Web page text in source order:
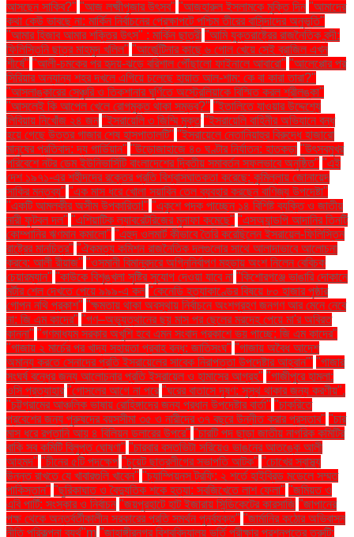
আসছেন সাকিব?" "আজ লক্ষ্মীপূজার উৎসব" "আজহারুল ইসলামকে মুক্তি দিন "আমাদের
কথা কেউ ভাবছে না: মার্কিন নির্বাচনের প্রেক্ষাপটে পশ্চিম তীরের বাসিন্দাদের অনুভূতি"
"আমার হিজাব আমার শক্তির উৎস" : মার্কিন ছাত্রী "আমি যুক্তরাষ্ট্রের রাজনৈতিক বন্দী:
ফিলিস্তিনি ছাত্র মাহমুদ খলিল" "আর্জেন্টিনার কাছে ৬ গোল খেয়ে সেই ব্রাজিল এখন
শীর্ষে" "আলী-চমকের পর হৃদয়-ঝড়ে বরিশাল পৌঁছালো ফাইনালে আবারো" "আলেপ্পোর পর
সিরিয়ার অন্যান্য শহর দখলে এগিয়ে চলেছে হায়াত আল-শাম: কে বা কারা তারা?"
"আসলাঙ্কারের সেঞ্চুরি ও তিকশানার ঘূর্ণিতে অস্ট্রেলিয়াকে বিস্মিত করল শ্রীলঙ্কা"
"আসলেই কি আপেল খেলে রোগমুক্ত থাকা সম্ভব?" "ইতালিতে যাওয়ার উদ্দেশ্যে
লিবিয়ায় নিখোঁজ ২৪ জন "ইসরায়েলি ৩ জিম্মি মুক্ত "ইসরায়েলি বাহিনীর অভিযানে বন্ধ
হয়ে গেছে উত্তর গাজার শেষ হাসপাতালটি" "ইসরায়েলে নেতানিয়াহুর বিরুদ্ধে হাজারো
মানুষের প্রতিবাদ: দ্য গার্ডিয়ান" "উড়োজাহাজে ৪০ ঘণ্টার নির্যাতন: হাতকড়া "উৎসবমুখর
পরিবেশে নটর ডেম ইউনিভার্সিটি বাংলাদেশের দ্বিতীয় সমাবর্তন সফলভাবে অনুষ্ঠিত" "এই
দেশ ১৯৭১-এর শহীদদের রক্তের প্রতি বিশ্বাসঘাতকতা করেছে: কুমিল্লায় জোনায়েদ
সাকির মন্তব্য" "এক মাস ধরে খোলা সয়াবিন তেল ব্যবহার করছেন বাণিজ্য উপদেষ্টা"
"একটি আমলকীর অসীম উপকারিতা!" "একুশে পদক পাচ্ছেন ১৪ বিশিষ্ট ব্যক্তি ও জাতীয়
নারী ফুটবল দল" "এশিয়াটিক ল্যাবরেটরিজের মুনাফা কমেছে" "এসঅ্যান্ডপি আদানির তিনটি
কোম্পানির ঋণমান কমালো" "এহুদ ওলমার্ট কীভাবে তৈরি করেছিলেন ইসরায়েল-ফিলিস্তিন
রাষ্ট্রের মানচিত্র" "ঐকমত্য কমিশন রাজনৈতিক দলগুলোর সাথে আলাদাভাবে আলোচনা
করবে: আলী রীয়াজ" "ওসমানী বিমানবন্দরে অগ্নিনির্বাপণ মহড়ায় অংশ নিলেন বেবিচক
চেয়ারম্যান" "কাউকে বিশৃঙ্খলা সৃষ্টির সুযোগ দেওয়া যাবে না "কিশোরগঞ্জে ভাঙারি দোকানে
মর্টার শেল দেখতে পেয়ে ৯৯৯-এ কল "কেনেডি হত্যাকাণ্ডের বিষয়ে ৮০ হাজার পৃষ্ঠার
গোপন নথি প্রকাশ" "ক্ষমতায় থাকা অবস্থায় নির্বাচনে অংশগ্রহণ জনগণ আর মেনে নেবে
না: জি এম কাদের" "গণ–অভ্যুত্থানের ছয় মাস পর ছেলের মরদেহ পেয়ে মা'র অবিরত
কান্না" "গণমাধ্যম সরকার অখুশি হবে এমন সংবাদ প্রকাশে ভয় পাচ্ছে: জি এম কাদের"
"গাজায় ২ মার্চের পর খাদ্য সহায়তা প্রবাহ বন্ধ: জাতিসংঘ" "গাজায় অবৈধ আদেশ
অমান্য করতে সেনাদের প্রতি ইসরায়েলের সাবেক নিরাপত্তা উপদেষ্টার আহ্বান"' "গাজার
সংঘর্ষ বন্ধের জন্য আলোচনার প্রতি ইসরায়েল ও হামাসের আগ্রহ" "গাজীপুরে হামলা:
ওসি প্রত্যাহার "গোসলের আগে না পরে "ঘরের বাতাসে দূষণ: সুস্থ থাকার জন্য করণীয়".
"চট্টগ্রামের আঞ্চলিক ভাষায় রোহিঙ্গাদের জন্য প্রধান উপদেষ্টার বার্তা" "চাকরিতে
প্রবেশের জন্য পুরুষদের বয়সসীমা ৩৫ ও নারীদের ৩৭ বছরে উন্নীত করার প্রস্তাব" "চার
মাস ধরে রপ্তানি আয় ৪ বিলিয়ন ডলারের উপরে" "চারটি পদ ছাড়া জাতীয় নাগরিক কমিটির
বাকি সব কমিটি বিলুপ্ত ঘোষণা" "চারবার বসতভিটা সরিয়েও ভাঙনের আতঙ্কে আলী
আহমদ" "চীনের ৫টি পদক্ষেপ "চুয়েট ছাত্রলীগের সভাপতি আটক" "চোখের স্বাস্থ্য
উন্নত রাখতে যে খাবারগুলি খাবেন" "চ্যাম্পিয়নস ট্রফি: ২ শর্তে হাইব্রিড মডেলে সম্মত
পাকিস্তান" "ছুরিকাঘাত ও বৈদ্যুতিক শকে হত্যা: সবজিখেতে লাশ ফেলা" "জমিয়ত ও
এবি পার্টি: সংস্কার ও নির্বাচন "জয়পুরহাটে হাট ইজারায় সিন্ডিকেটের কারসাজি "জাপানের
পক্ষ থেকে অন্তর্বর্তীকালীন সরকারের প্রতি সমর্থন পুনর্ব্যক্ত" "জার্মানির কঠোর অভিবাসন
নীতি পরিকল্পনা ব্যর্থ"m "জাহাঙ্গীরনগর বিশ্ববিদ্যালয় ভর্তি পরীক্ষার প্রশ্নপত্রে ত্রুটি: